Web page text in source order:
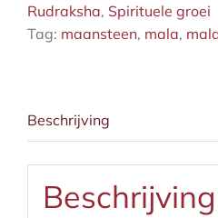
Rudraksha, Spirituele groei
Tag: maansteen, mala,
Beschrijving
Beschrijving